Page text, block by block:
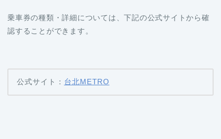
乗車券の種類・詳細については、下記の公式サイトから確
認することができます。
公式サイト： 台北METRO